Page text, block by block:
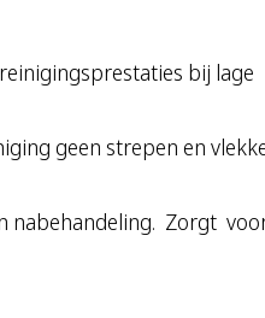
bij lage
geen strepen en
nabehandeling. Zorgt